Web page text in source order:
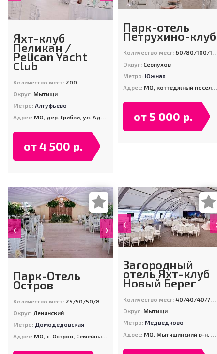
Яхт-клуб
Пеликан /
Pelican Yacht
Club
Количество мест: 200
Округ: Мытищи
Метро:Алтуфьево
Адрес: МО, дер. Грибки, ул. Адмиральская, д. 2
от 4 500 р.
Парк-отель
Петрухино-клуб
Количество мест: 60/80/100/100
Округ: Серпухов
Метро: Южная
Адрес: МО, коттеджный поселок Петрухино-2
от 5 000 р.
‹ ›
Парк-Отель
Остров
Количество мест: 25/50/50/80/120/500
Округ: Ленинский
Метро: Домодедовская
Адрес: МО, с. Остров, Семейный Клуб Остров (10 км. от МКАД по Каширскому шоссе)
‹
Загородный
отель Яхт-клуб
Новый Берег
Количество мест: 40/40/40/70/90/250/300
Округ: Мытищи
Метро: Медведково
Адрес: МО, Мытищинский р-н, дер. Болтино, ул. Туристическая (съезд с Осташковского шоссе на ул. 8-линия)